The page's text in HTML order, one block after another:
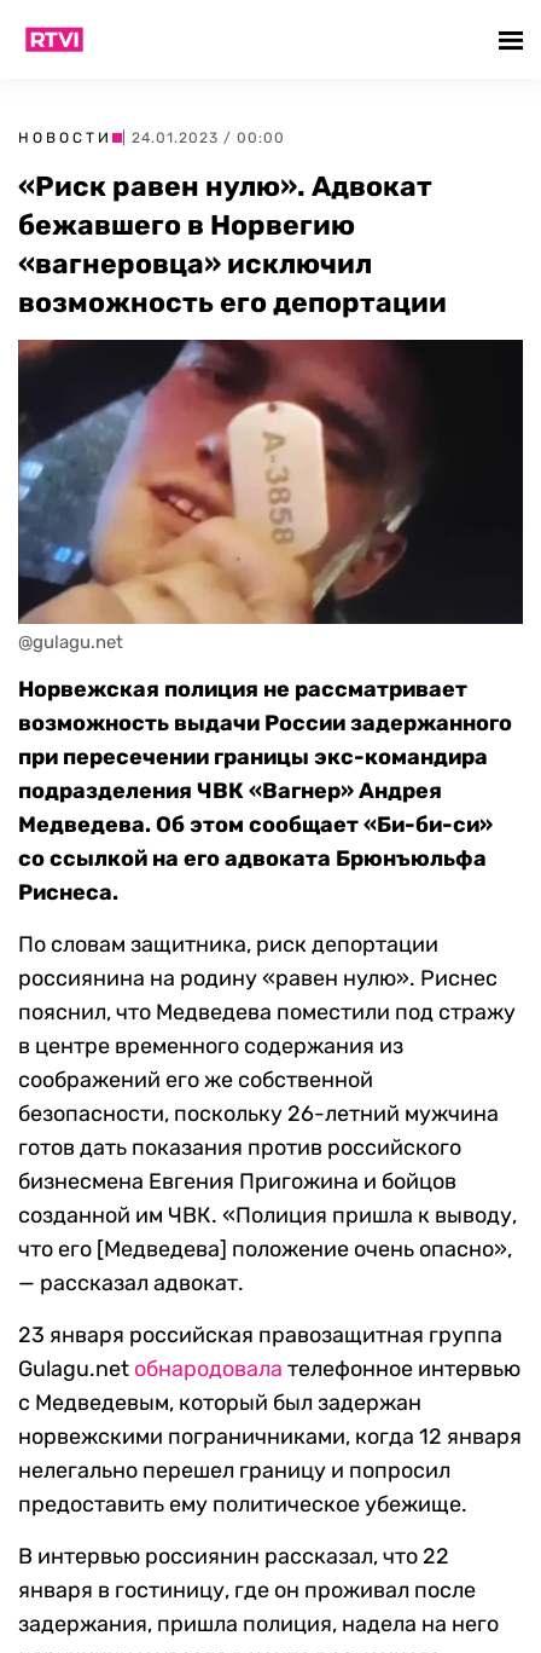
НОВОСТИ | 24.01.2023 / 00:00
«Риск равен нулю». Адвокат
бежавшего в Норвегию
«вагнеровца» исключил
возможность его депортации
@gulagu.net
Норвежская полиция не рассматривает
возможность выдачи России задержанного
при пересечении границы экс-командира
подразделения ЧВК «Вагнер» Андрея
Медведева. Об этом сообщает «Би-би-си»
со ссылкой на его адвоката Брюнъюльфа
Риснеса.
По словам защитника, риск депортации
россиянина на родину «равен нулю». Риснес
пояснил, что Медведева поместили под стражу
в центре временного содержания из
соображений его же собственной
безопасности, поскольку 26-летний мужчина
готов дать показания против российского
бизнесмена Евгения Пригожина и бойцов
созданной им ЧВК. «Полиция пришла к выводу,
что его [Медведева] положение очень опасно»,
— рассказал адвокат.
23 января российская правозащитная группа
Gulagu.net обнародовала телефонное интервью
с Медведевым, который был задержан
норвежскими пограничниками, когда 12 января
нелегально перешел границу и попросил
предоставить ему политическое убежище.
В интервью россиянин рассказал, что 22
января в гостиницу, где он проживал после
задержания, пришла полиция, надела на него